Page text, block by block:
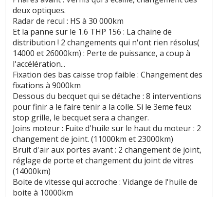
deux optiques.
Radar de recul : HS à 30 000km
Et la panne sur le 1.6 THP 156 : La chaine de
distribution ! 2 changements qui n'ont rien résolus(
14000 et 26000km) : Perte de puissance, a coup à
l'accélération...
Fixation des bas caisse trop faible : Changement des
fixations à 9000km
Dessous du becquet qui se détache : 8 interventions
pour finir a le faire tenir a la colle. Si le 3eme feux
stop grille, le becquet sera a changer.
Joins moteur : Fuite d'huile sur le haut du moteur : 2
changement de joint. (11000km et 23000km)
Bruit d'air aux portes avant : 2 changement de joint,
réglage de porte et changement du joint de vitres
(14000km)
Boite de vitesse qui accroche : Vidange de l'huile de
boite à 10000km